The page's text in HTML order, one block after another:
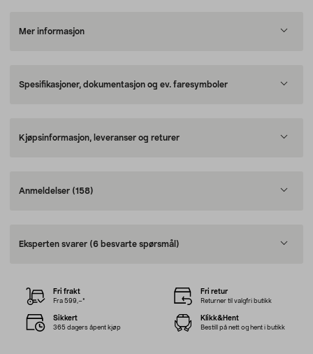
Mer informasjon
Spesifikasjoner, dokumentasjon og ev. faresymboler
Kjøpsinformasjon, leveranser og returer
Anmeldelser (158)
Eksperten svarer (6 besvarte spørsmål)
Fri frakt
Fra 599,–*
Fri retur
Returner til valgfri butikk
Sikkert
365 dagers åpent kjøp
Klikk&Hent
Bestill på nett og hent i butikk